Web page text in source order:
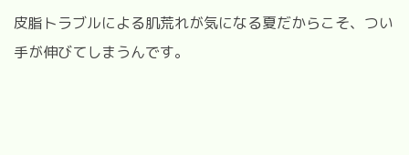
皮脂トラブルによる肌荒れが気になる夏だからこそ、つい
手が伸びてしまうんです。